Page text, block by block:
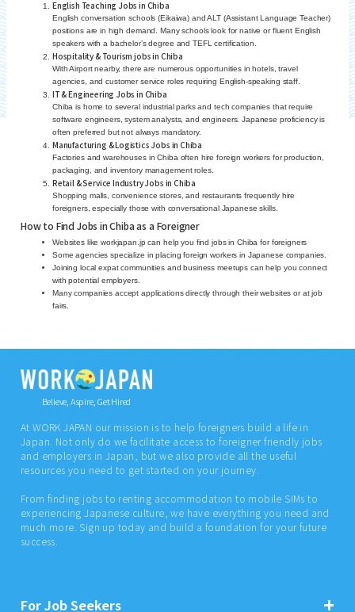
English Teaching Jobs in Chiba
English conversation schools (Eikaiwa) and ALT (Assistant Language Teacher)
positions are in high demand. Many schools look for native or fluent English
speakers with a bachelor’s degree and TEFL certification.
Hospitality & Tourism jobs in Chiba
With Airport nearby, there are numerous opportunities in hotels, travel
agencies, and customer service roles requiring English-speaking staff.
IT & Engineering Jobs in Chiba
Chiba is home to several industrial parks and tech companies that require
software engineers, system analysts, and engineers. Japanese proficiency is
often preferred but not always mandatory.
Manufacturing & Logistics Jobs in Chiba
Factories and warehouses in Chiba often hire foreign workers for production,
packaging, and inventory management roles.
Retail & Service Industry Jobs in Chiba
Shopping malls, convenience stores, and restaurants frequently hire
foreigners, especially those with conversational Japanese skills.
How to Find Jobs in Chiba as a Foreigner
Websites like workjapan.jp can help you find jobs in Chiba for foreigners
Some agencies specialize in placing foreign workers in Japanese companies.
Joining local expat communities and business meetups can help you connect
with potential employers.
Many companies accept applications directly through their websites or at job
fairs.
Believe, Aspire, Get Hired
At WORK JAPAN our mission is to help foreigners build a life in
Japan. Not only do we facilitate access to foreigner friendly jobs
and employers in Japan, but we also provide all the useful
resources you need to get started on your journey.
From finding jobs to renting accommodation to mobile SIMs to
experiencing Japanese culture, we have everything you need and
much more. Sign up today and build a foundation for your future
success.
For Job Seekers